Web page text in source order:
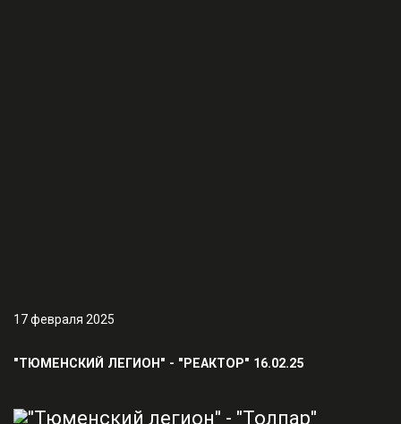
17 февраля 2025
"ТЮМЕНСКИЙ ЛЕГИОН" - "РЕАКТОР" 16.02.25